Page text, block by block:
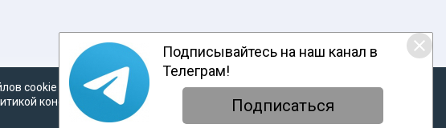
cookie в соответствии с настоящим уведомлением, согласием наобработку
конфиденциальности
Подписывайтесь на наш канал в
Телеграм!
Подписаться